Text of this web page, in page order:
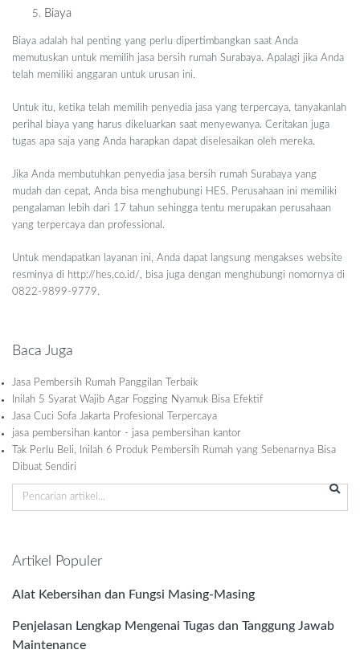
Biaya
Biaya adalah hal penting yang perlu dipertimbangkan saat Anda
memutuskan untuk memilih jasa bersih rumah Surabaya. Apalagi jika Anda
telah memiliki anggaran untuk urusan ini.
Untuk itu, ketika telah memilih penyedia jasa yang terpercaya, tanyakanlah
perihal biaya yang harus dikeluarkan saat menyewanya. Ceritakan juga
tugas apa saja yang Anda harapkan dapat diselesaikan oleh mereka.
Jika Anda membutuhkan penyedia jasa bersih rumah Surabaya yang
mudah dan cepat, Anda bisa menghubungi HES. Perusahaan ini memiliki
pengalaman lebih dari 17 tahun sehingga tentu merupakan perusahaan
yang terpercaya dan professional.
Untuk mendapatkan layanan ini, Anda dapat langsung mengakses website
resminya di http://hes.co.id/, bisa juga dengan menghubungi nomornya di
0822-9899-9779.
Baca Juga
Jasa Pembersih Rumah Panggilan Terbaik
Inilah 5 Syarat Wajib Agar Fogging Nyamuk Bisa Efektif
Jasa Cuci Sofa Jakarta Profesional Terpercaya
jasa pembersihan kantor - jasa pembersihan kantor
Tak Perlu Beli, Inilah 6 Produk Pembersih Rumah yang Sebenarnya Bisa
Dibuat Sendiri
Artikel Populer
Alat Kebersihan dan Fungsi Masing-Masing
Penjelasan Lengkap Mengenai Tugas dan Tanggung Jawab
Maintenance